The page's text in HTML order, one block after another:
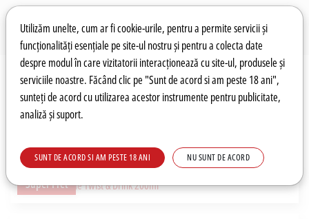
Preferințe pentru cookie-uri
Utilizăm unelte, cum ar fi cookie-urile, pentru a permite servicii și
funcționalități esențiale pe site-ul nostru și pentru a colecta date
despre modul în care vizitatorii interacționează cu site-ul, produsele și
serviciile noastre. Făcând clic pe "Sunt de acord si am peste 18 ani",
sunteți de acord cu utilizarea acestor instrumente pentru publicitate,
analiză și suport.
SUNT DE ACORD SI AM PESTE 18 ANI NU SUNT DE ACORD
Wishlist Autentificare
Super Pret